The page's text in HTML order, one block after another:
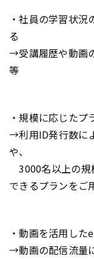
・社員の学習状
る
→受講履歴や動画
等
・規模に応じたプ
→利用ID発行数に
や、
3000名以上の規
できるプランをご
・動画を活用し
→動画の配信流量